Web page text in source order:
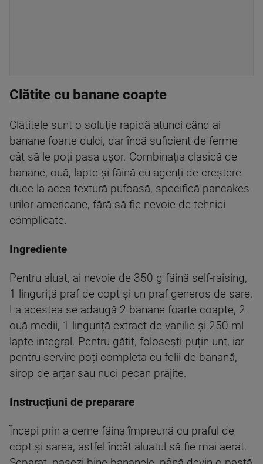
Clătite cu banane coapte
Clătitele sunt o soluție rapidă atunci când ai
banane foarte dulci, dar încă suficient de ferme
cât să le poți pasa ușor. Combinația clasică de
banane, ouă, lapte și făină cu agenți de creștere
duce la acea textură pufoasă, specifică pancakes-
urilor americane, fără să fie nevoie de tehnici
complicate.
Ingrediente
Pentru aluat, ai nevoie de 350 g făină self-raising,
1 linguriță praf de copt și un praf generos de sare.
La acestea se adaugă 2 banane foarte coapte, 2
ouă medii, 1 linguriță extract de vanilie și 250 ml
lapte integral. Pentru gătit, folosești puțin unt, iar
pentru servire poți completa cu felii de banană,
sirop de arțar sau nuci pecan prăjite.
Instrucțiuni de preparare
Începi prin a cerne făina împreună cu praful de
copt și sarea, astfel încât aluatul să fie mai aerat.